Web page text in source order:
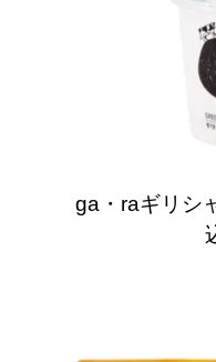
ga・raギリシ